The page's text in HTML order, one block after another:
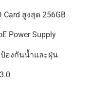
สูงสุด 256GB
Power Supply
ป้องกันน้ำและฝุ่น